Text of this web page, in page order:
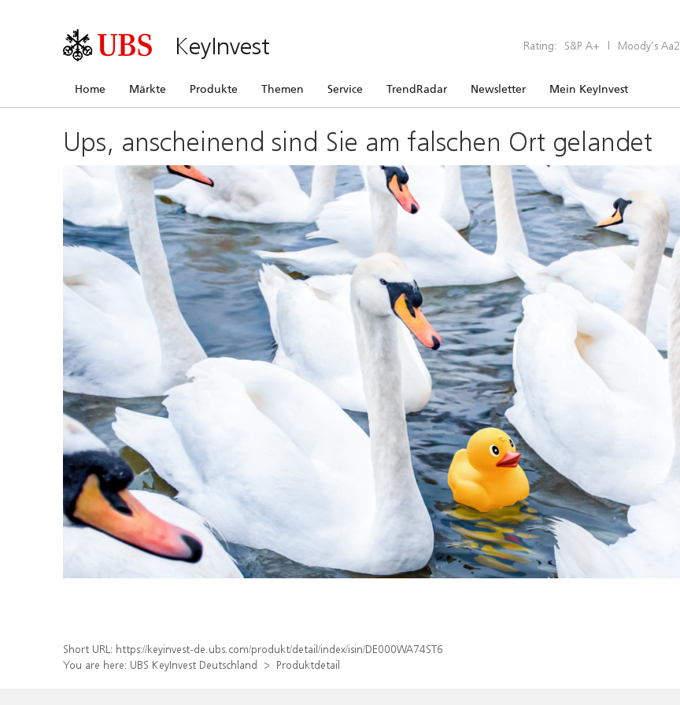
KeyInvest Rating: S&P A+ | Moody’s Aa2
Home Märkte Produkte Themen Service TrendRadar Newsletter Mein KeyInvest
Ups, anscheinend sind Sie am falschen Ort gelandet
Short URL: https://keyinvest-de.ubs.com/produkt/detail/index/isin/DE000WA74ST6
You are here: UBS KeyInvest Deutschland Produktdetail